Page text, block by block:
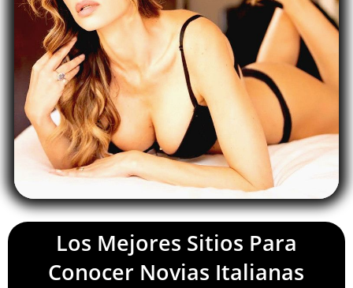
Los Mejores Sitios Para
Conocer Novias Italianas